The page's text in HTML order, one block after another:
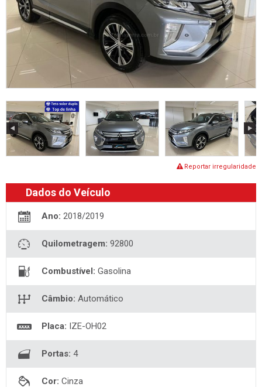
Reportar irregularidade
Dados do Veículo
Ano: 2018/2019
Quilometragem: 92800
Combustível: Gasolina
Câmbio: Automático
Placa: IZE-OH02
Portas: 4
Cor: Cinza